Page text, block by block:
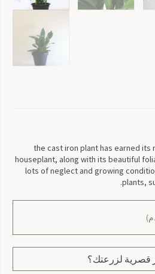
the cast iron plant has earned its
houseplant, along with its beautiful
lots of neglect and growing
plants,
قصرية لزرعتك؟